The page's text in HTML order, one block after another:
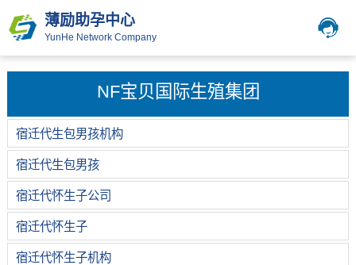
薄励助孕中心
YunHe Network Company
NF宝贝国际生殖集团
宿迁代生包男孩机构
宿迁代生包男孩
宿迁代怀生子公司
宿迁代怀生子
宿迁代怀生子机构